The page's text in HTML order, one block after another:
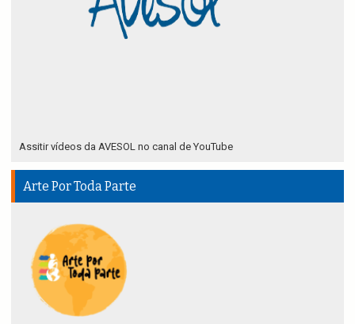
Assitir vídeos da AVESOL no canal de YouTube
Arte Por Toda Parte